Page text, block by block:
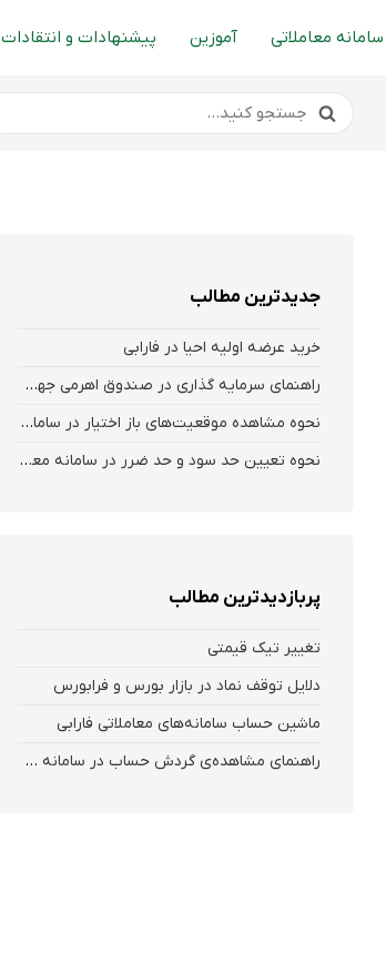
سامانه معاملاتی آموزین پیشنهادات و انتقادات
جدیدترین مطالب
خرید عرضه اولیه احیا در فارابی
راهنمای سرمایه گذاری در صندوق اهرمی جهش
نحوه‌ مشاهده‌ موقعیت‌های باز اختیار در سامانه هلیوم و نکست
نحوه تعیین حد سود و حد ضرر در سامانه معاملاتی کارگزاری فارابی
پربازدیدترین مطالب
تغییر تیک قیمتی
دلایل توقف نماد در بازار بورس و فرابورس
ماشین حساب سامانه‌های معاملاتی فارابی
راهنمای مشاهده‌ی گردش حساب در سامانه معاملاتی ریواس